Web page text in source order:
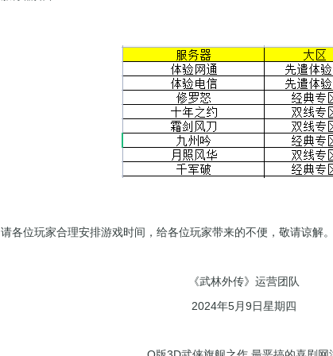
请各位玩家合理安排游戏时间，给各位玩家带来的不便，敬请谅解
《武林外传》运营团队
2024年5月9日星期四